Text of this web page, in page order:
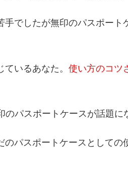
でしたが無印のパスポート
いるあなた。 使い方のコツ
パスポートケースが話題に
パスポートケースとしての